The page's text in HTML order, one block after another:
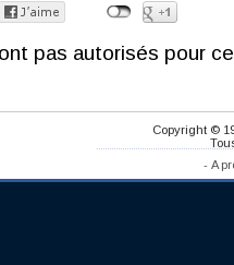
pas autorisés pour
Copyright ©
- A